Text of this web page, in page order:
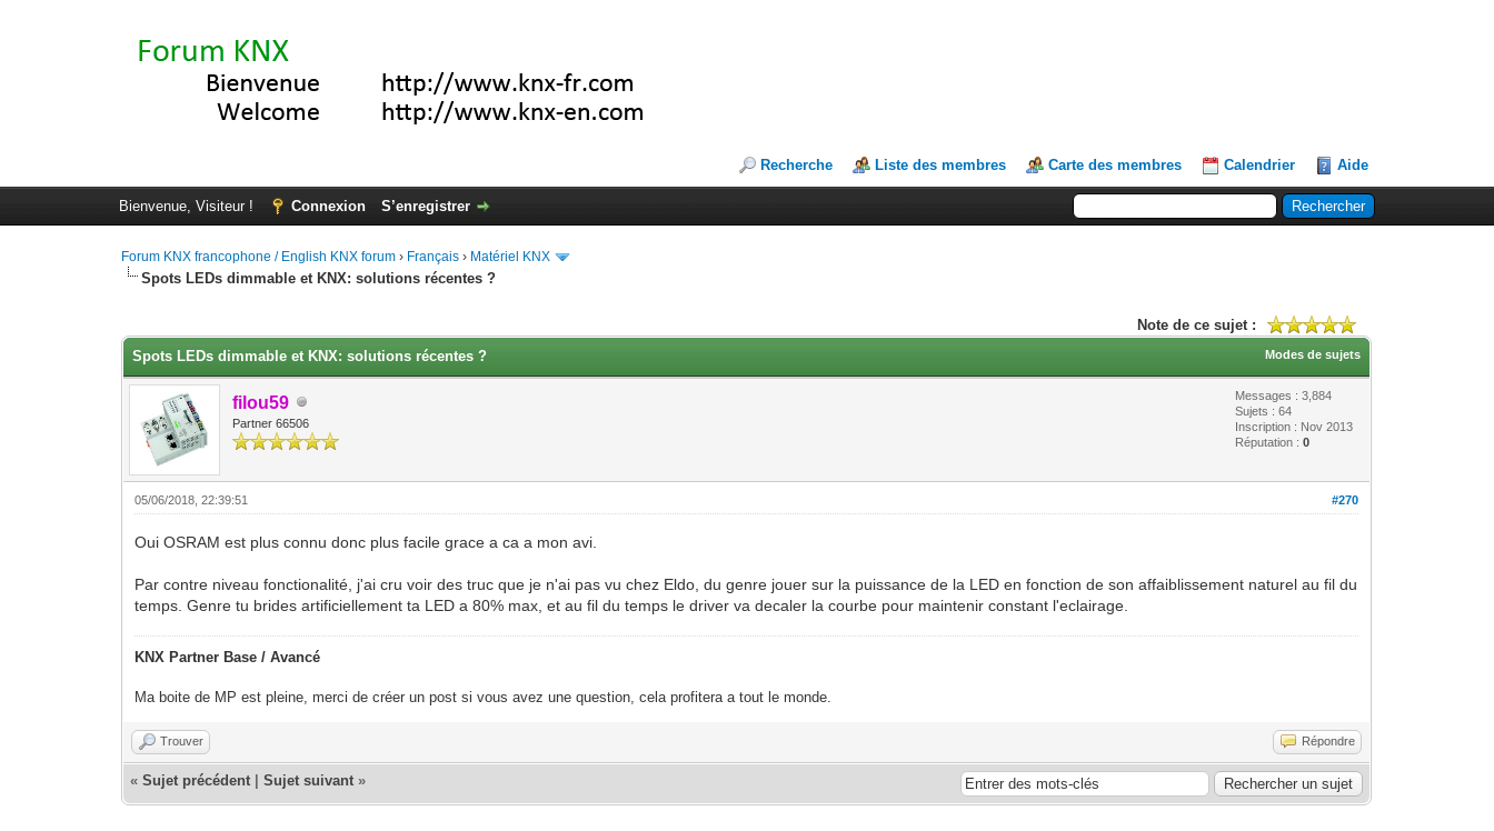
Recherche Liste des membres Carte des membres Calendrier Aide
Bienvenue, Visiteur ! Connexion S’enregistrer
Forum KNX francophone / English KNX forum › Français › Matériel KNX
Spots LEDs dimmable et KNX: solutions récentes ?
Note de ce sujet :
Modes de sujets
Spots LEDs dimmable et KNX: solutions récentes ?
filou59
Partner 66506
Messages : 3,884
Sujets : 64
Inscription : Nov 2013
Réputation :0
#270
05/06/2018, 22:39:51
Oui OSRAM est plus connu donc plus facile grace a ca a mon avi.
Par contre niveau fonctionalité, j'ai cru voir des truc que je n'ai pas vu chez Eldo, du genre jouer sur la puissance de la LED en fonction de son affaiblissement naturel au fil du
temps. Genre tu brides artificiellement ta LED a 80% max, et au fil du temps le driver va decaler la courbe pour maintenir constant l'eclairage.
KNX Partner Base / Avancé
Ma boite de MP est pleine, merci de créer un post si vous avez une question, cela profitera a tout le monde.
Trouver Répondre
«Sujet précédent |Sujet suivant »